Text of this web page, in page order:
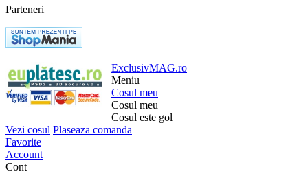
Parteneri
ExclusivMAG.ro
Meniu
Cosul meu
Cosul meu
Cosul este gol
Vezi cosul Plaseaza comanda
Favorite
Account
Cont